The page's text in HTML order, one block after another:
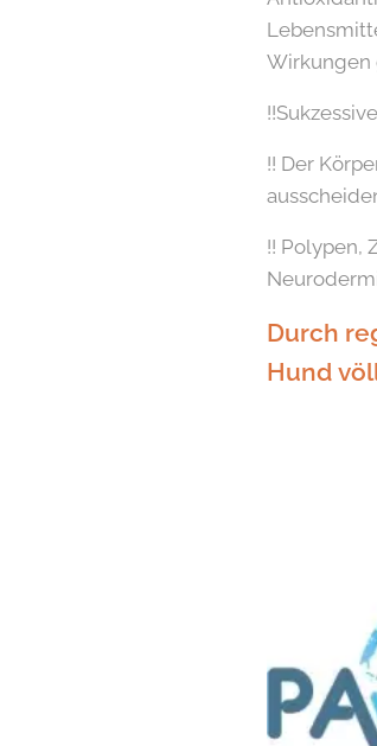
Wirkungen
!! Der
!! Polypen,
Durch
Hund